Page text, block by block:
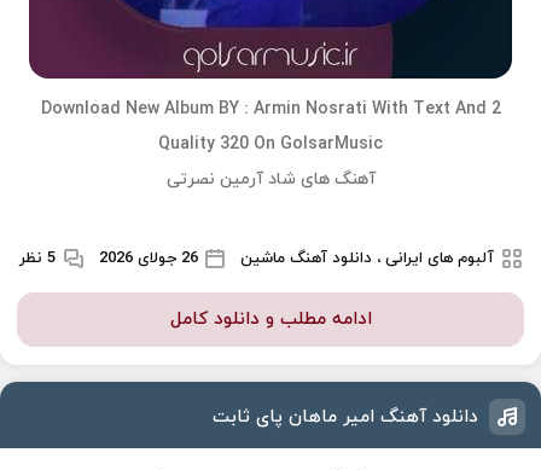
Download New Album BY : Armin Nosrati With Text And 2
Quality 320 On GolsarMusic
آهنگ های شاد آرمین نصرتی
آلبوم های ایرانی ، دانلود آهنگ ماشین 26 جولای 2026 5 نظر
ادامه مطلب و دانلود کامل
دانلود آهنگ امیر ماهان پای ثابت